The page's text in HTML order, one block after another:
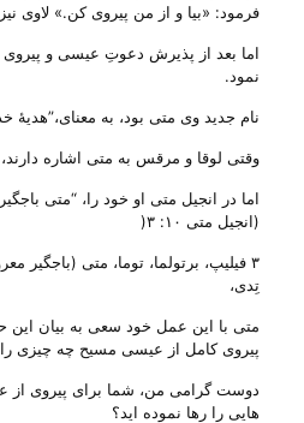
فرمود: «بیا و از من پیروی کن.» لاوی نیز
اما بعد از پذیرش دعوتِ عیسی و پیروی
نمود.
نام جدید وی متی بود، به معنای،”هدیهٔ
وقتی لوقا و مرقس به متی اشاره دارند،
اما در انجیل متی او خود را، “متی
(انجیل متی ۱۰: ۳(
۳ فیلیپ، برتولما، توما، متی
تِدی،
متی با این عمل خود سعی به بیان این
پیروی کامل از عیسی مسیح چه ‌چیزی را
دوست گرامی من، شما برای پیروی از
هایی را رها نموده اید؟